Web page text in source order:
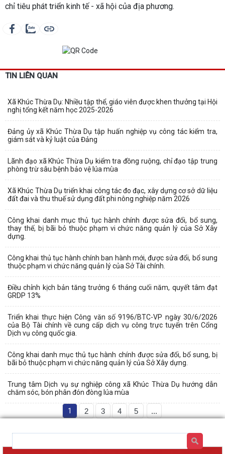
chỉ tiêu phát triển kinh tế - xã hội của địa phương.
TIN LIÊN QUAN
Xã Khúc Thừa Dụ: Nhiều tập thể, giáo viên được khen thưởng tại Hội
nghị tổng kết năm học 2025-2026
Đảng ủy xã Khúc Thừa Dụ tập huấn nghiệp vụ công tác kiểm tra,
giám sát và kỷ luật của Đảng
Lãnh đạo xã Khúc Thừa Dụ kiểm tra đồng ruộng, chỉ đạo tập trung
phòng trừ sâu bệnh bảo vệ lúa mùa
Xã Khúc Thừa Dụ triển khai công tác đo đạc, xây dựng cơ sở dữ liệu
đất đai và thu thuế sử dụng đất phi nông nghiệp năm 2026
Công khai danh mục thủ tục hành chính được sửa đổi, bổ sung,
thay thế, bị bãi bỏ thuộc phạm vi chức năng quản lý của Sở Xây
dựng.
Công khai thủ tục hành chính ban hành mới, được sửa đổi, bổ sung
thuộc phạm vi chức năng quản lý của Sở Tài chính.
Điều chỉnh kịch bản tăng trưởng 6 tháng cuối năm, quyết tâm đạt
GRDP 13%
Triển khai thực hiện Công văn số 9196/BTC-VP ngày 30/6/2026
của Bộ Tài chính về cung cấp dịch vụ công trực tuyến trên Cổng
Dịch vụ công quốc gia.
Công khai danh mục thủ tục hành chính được sửa đổi, bổ sung, bị
bãi bỏ thuộc phạm vi chức năng quản lý của Sở Xây dựng.
Trung tâm Dịch vụ sự nghiệp công xã Khúc Thừa Dụ hướng dẫn
chăm sóc, bón phân đón đòng lúa mùa
1 2 3 4 5 ...